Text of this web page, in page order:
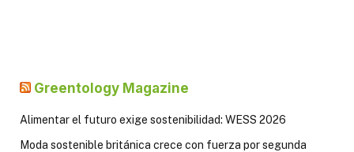
Greentology Magazine
Alimentar el futuro exige sostenibilidad: WESS 2026
Moda sostenible británica crece con fuerza por segunda